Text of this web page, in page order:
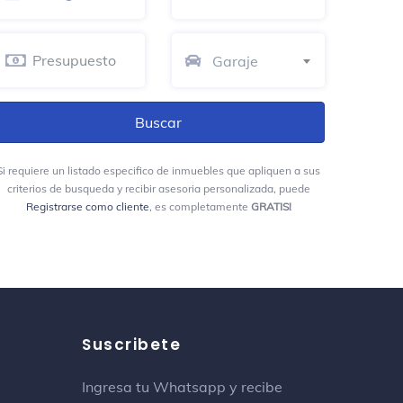
Albergue juvenil
CC Pasaje Cadena
Mercado de pulgas
Tierra Nueva
Granja
Garaje
requiere un listado especifico de inmuebles que apliquen a sus
criterios de busqueda y recibir asesoria personalizada, puede
Registrarse como cliente, es completamente GRATIS!
Suscribete
Ingresa tu Whatsapp y recibe